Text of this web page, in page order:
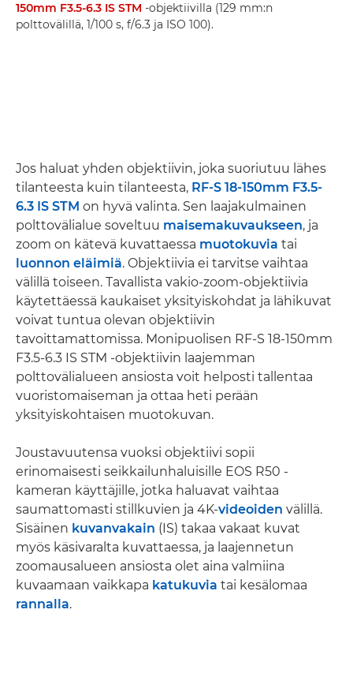
150mm F3.5-6.3 IS STM -objektiivilla (129 mm:n
polttovälillä, 1/100 s, f/6.3 ja ISO 100).
Jos haluat yhden objektiivin, joka suoriutuu lähes
tilanteesta kuin tilanteesta, RF-S 18-150mm F3.5-
6.3 IS STM on hyvä valinta. Sen laajakulmainen
polttovälialue soveltuu maisemakuvaukseen, ja
zoom on kätevä kuvattaessa muotokuvia tai
luonnon eläimiä. Objektiivia ei tarvitse vaihtaa
välillä toiseen. Tavallista vakio-zoom-objektiivia
käytettäessä kaukaiset yksityiskohdat ja lähikuvat
voivat tuntua olevan objektiivin
tavoittamattomissa. Monipuolisen RF-S 18-150mm
F3.5-6.3 IS STM -objektiivin laajemman
polttovälialueen ansiosta voit helposti tallentaa
vuoristomaiseman ja ottaa heti perään
yksityiskohtaisen muotokuvan.
Joustavuutensa vuoksi objektiivi sopii
erinomaisesti seikkailunhaluisille EOS R50 -
kameran käyttäjille, jotka haluavat vaihtaa
saumattomasti stillkuvien ja 4K-videoiden välillä.
Sisäinen kuvanvakain (IS) takaa vakaat kuvat
myös käsivaralta kuvattaessa, ja laajennetun
zoomausalueen ansiosta olet aina valmiina
kuvaamaan vaikkapa katukuvia tai kesälomaa
rannalla.